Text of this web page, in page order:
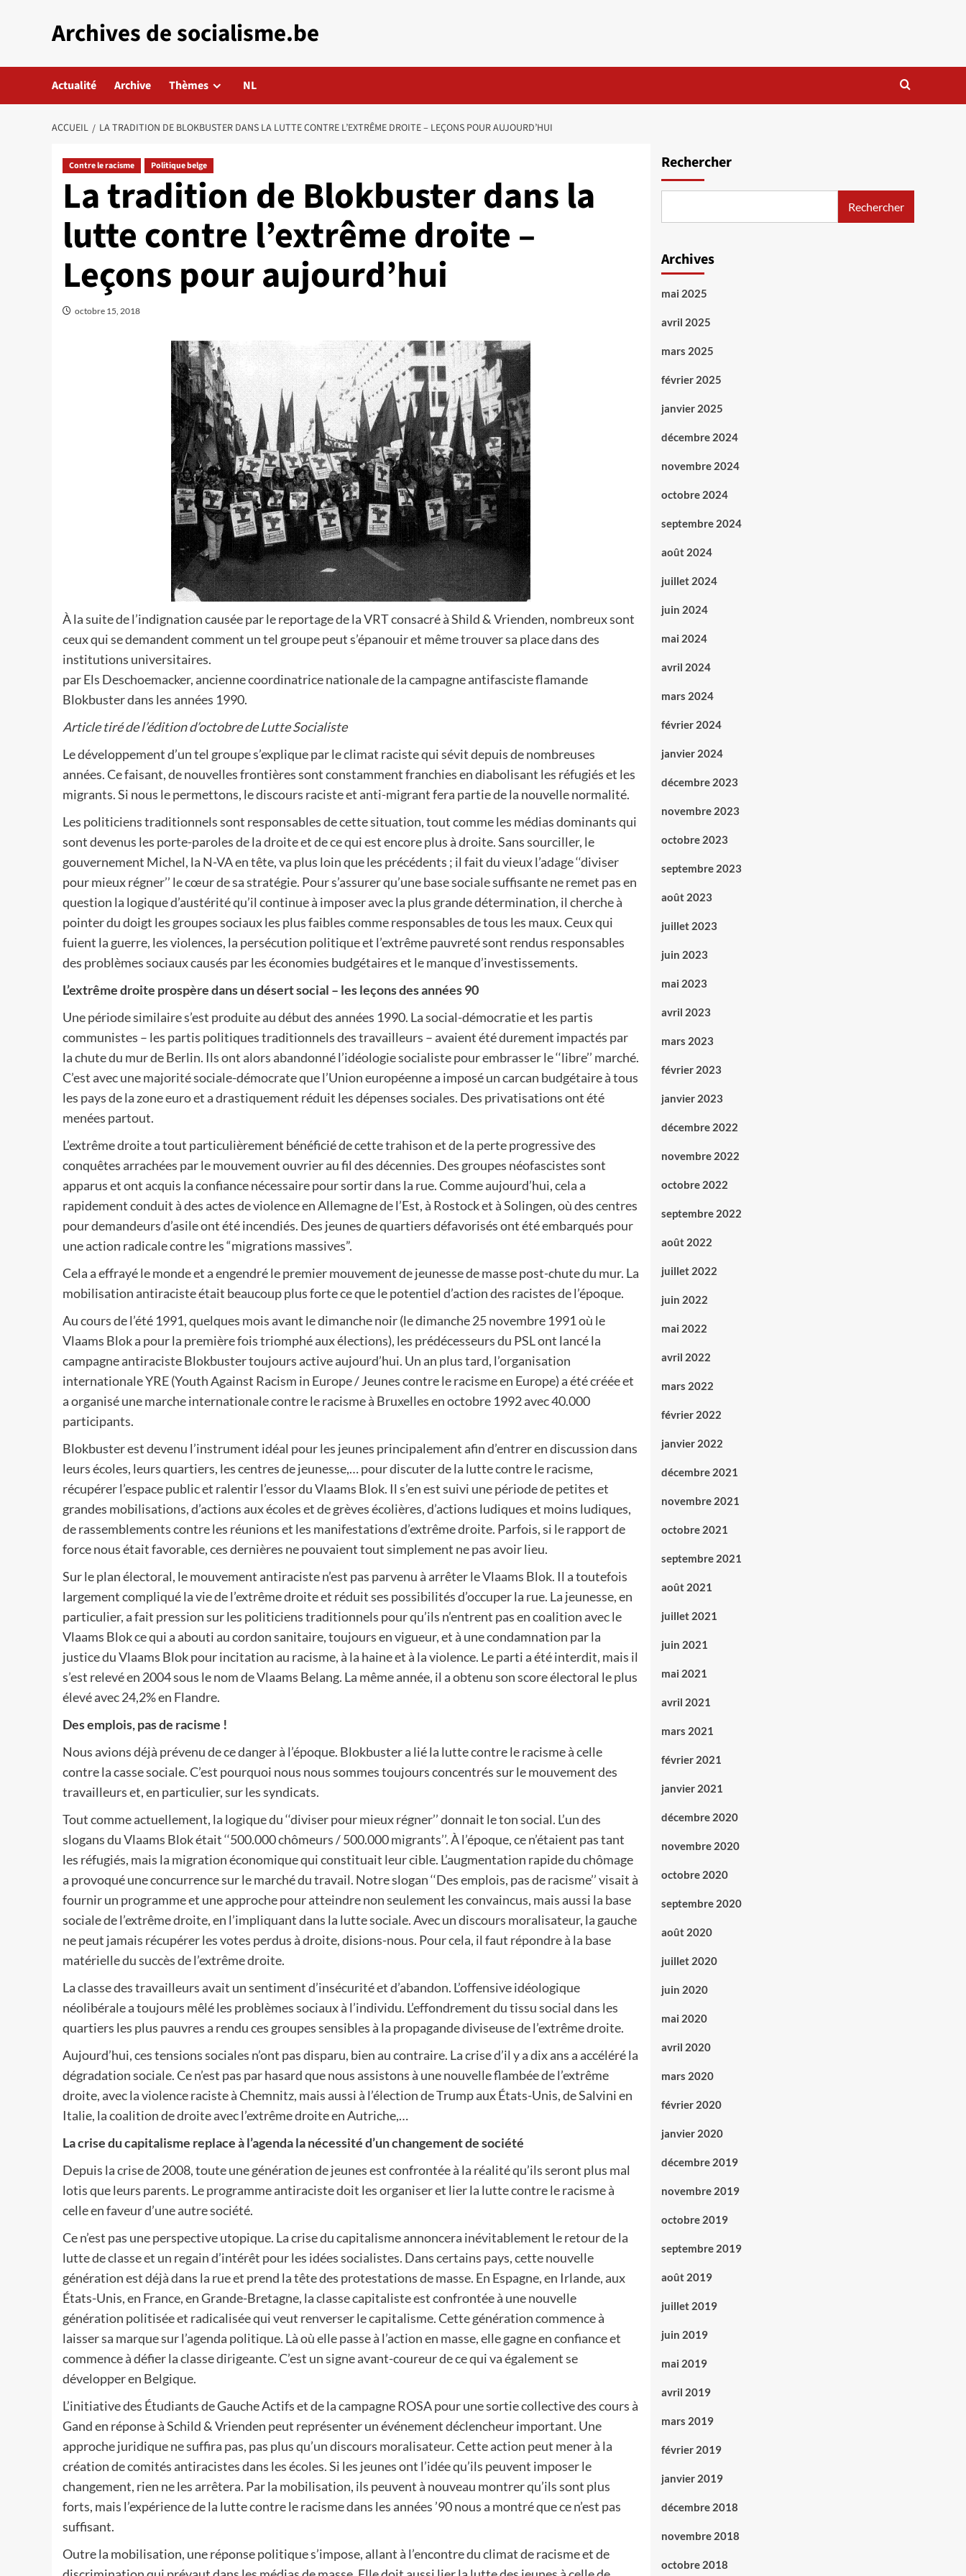
Archives de socialisme.be
Actualité Archive Thèmes NL
ACCUEIL LA TRADITION DE BLOKBUSTER DANS LA LUTTE CONTRE L’EXTRÊME DROITE – LEÇONS POUR AUJOURD’HUI
Contre le racisme Politique belge
La tradition de Blokbuster dans la
lutte contre l’extrême droite –
Leçons pour aujourd’hui
octobre 15, 2018
À la suite de l’indignation causée par le reportage de la VRT consacré à Shild & Vrienden, nombreux sont
ceux qui se demandent comment un tel groupe peut s’épanouir et même trouver sa place dans des
institutions universitaires.
par Els Deschoemacker, ancienne coordinatrice nationale de la campagne antifasciste flamande
Blokbuster dans les années 1990.
Article tiré de l’édition d’octobre de Lutte Socialiste
Le développement d’un tel groupe s’explique par le climat raciste qui sévit depuis de nombreuses
années. Ce faisant, de nouvelles frontières sont constamment franchies en diabolisant les réfugiés et les
migrants. Si nous le permettons, le discours raciste et anti-migrant fera partie de la nouvelle normalité.
Les politiciens traditionnels sont responsables de cette situation, tout comme les médias dominants qui
sont devenus les porte-paroles de la droite et de ce qui est encore plus à droite. Sans sourciller, le
gouvernement Michel, la N-VA en tête, va plus loin que les précédents ; il fait du vieux l’adage ‘‘diviser
pour mieux régner’’ le cœur de sa stratégie. Pour s’assurer qu’une base sociale suffisante ne remet pas en
question la logique d’austérité qu’il continue à imposer avec la plus grande détermination, il cherche à
pointer du doigt les groupes sociaux les plus faibles comme responsables de tous les maux. Ceux qui
fuient la guerre, les violences, la persécution politique et l’extrême pauvreté sont rendus responsables
des problèmes sociaux causés par les économies budgétaires et le manque d’investissements.
L’extrême droite prospère dans un désert social – les leçons des années 90
Une période similaire s’est produite au début des années 1990. La social-démocratie et les partis
communistes – les partis politiques traditionnels des travailleurs – avaient été durement impactés par
la chute du mur de Berlin. Ils ont alors abandonné l’idéologie socialiste pour embrasser le ‘‘libre’’ marché.
C’est avec une majorité sociale-démocrate que l’Union européenne a imposé un carcan budgétaire à tous
les pays de la zone euro et a drastiquement réduit les dépenses sociales. Des privatisations ont été
menées partout.
L’extrême droite a tout particulièrement bénéficié de cette trahison et de la perte progressive des
conquêtes arrachées par le mouvement ouvrier au fil des décennies. Des groupes néofascistes sont
apparus et ont acquis la confiance nécessaire pour sortir dans la rue. Comme aujourd’hui, cela a
rapidement conduit à des actes de violence en Allemagne de l’Est, à Rostock et à Solingen, où des centres
pour demandeurs d’asile ont été incendiés. Des jeunes de quartiers défavorisés ont été embarqués pour
une action radicale contre les “migrations massives”.
Cela a effrayé le monde et a engendré le premier mouvement de jeunesse de masse post-chute du mur. La
mobilisation antiraciste était beaucoup plus forte ce que le potentiel d’action des racistes de l’époque.
Au cours de l’été 1991, quelques mois avant le dimanche noir (le dimanche 25 novembre 1991 où le
Vlaams Blok a pour la première fois triomphé aux élections), les prédécesseurs du PSL ont lancé la
campagne antiraciste Blokbuster toujours active aujourd’hui. Un an plus tard, l’organisation
internationale YRE (Youth Against Racism in Europe / Jeunes contre le racisme en Europe) a été créée et
a organisé une marche internationale contre le racisme à Bruxelles en octobre 1992 avec 40.000
participants.
Blokbuster est devenu l’instrument idéal pour les jeunes principalement afin d’entrer en discussion dans
leurs écoles, leurs quartiers, les centres de jeunesse,… pour discuter de la lutte contre le racisme,
récupérer l’espace public et ralentir l’essor du Vlaams Blok. Il s’en est suivi une période de petites et
grandes mobilisations, d’actions aux écoles et de grèves écolières, d’actions ludiques et moins ludiques,
de rassemblements contre les réunions et les manifestations d’extrême droite. Parfois, si le rapport de
force nous était favorable, ces dernières ne pouvaient tout simplement ne pas avoir lieu.
Sur le plan électoral, le mouvement antiraciste n’est pas parvenu à arrêter le Vlaams Blok. Il a toutefois
largement compliqué la vie de l’extrême droite et réduit ses possibilités d’occuper la rue. La jeunesse, en
particulier, a fait pression sur les politiciens traditionnels pour qu’ils n’entrent pas en coalition avec le
Vlaams Blok ce qui a abouti au cordon sanitaire, toujours en vigueur, et à une condamnation par la
justice du Vlaams Blok pour incitation au racisme, à la haine et à la violence. Le parti a été interdit, mais il
s’est relevé en 2004 sous le nom de Vlaams Belang. La même année, il a obtenu son score électoral le plus
élevé avec 24,2% en Flandre.
Des emplois, pas de racisme !
Nous avions déjà prévenu de ce danger à l’époque. Blokbuster a lié la lutte contre le racisme à celle
contre la casse sociale. C’est pourquoi nous nous sommes toujours concentrés sur le mouvement des
travailleurs et, en particulier, sur les syndicats.
Tout comme actuellement, la logique du ‘‘diviser pour mieux régner’’ donnait le ton social. L’un des
slogans du Vlaams Blok était ‘‘500.000 chômeurs / 500.000 migrants’’. À l’époque, ce n’étaient pas tant
les réfugiés, mais la migration économique qui constituait leur cible. L’augmentation rapide du chômage
a provoqué une concurrence sur le marché du travail. Notre slogan ‘‘Des emplois, pas de racisme’’ visait à
fournir un programme et une approche pour atteindre non seulement les convaincus, mais aussi la base
sociale de l’extrême droite, en l’impliquant dans la lutte sociale. Avec un discours moralisateur, la gauche
ne peut jamais récupérer les votes perdus à droite, disions-nous. Pour cela, il faut répondre à la base
matérielle du succès de l’extrême droite.
La classe des travailleurs avait un sentiment d’insécurité et d’abandon. L’offensive idéologique
néolibérale a toujours mêlé les problèmes sociaux à l’individu. L’effondrement du tissu social dans les
quartiers les plus pauvres a rendu ces groupes sensibles à la propagande diviseuse de l’extrême droite.
Aujourd’hui, ces tensions sociales n’ont pas disparu, bien au contraire. La crise d’il y a dix ans a accéléré la
dégradation sociale. Ce n’est pas par hasard que nous assistons à une nouvelle flambée de l’extrême
droite, avec la violence raciste à Chemnitz, mais aussi à l’élection de Trump aux États-Unis, de Salvini en
Italie, la coalition de droite avec l’extrême droite en Autriche,…
La crise du capitalisme replace à l’agenda la nécessité d’un changement de société
Depuis la crise de 2008, toute une génération de jeunes est confrontée à la réalité qu’ils seront plus mal
lotis que leurs parents. Le programme antiraciste doit les organiser et lier la lutte contre le racisme à
celle en faveur d’une autre société.
Ce n’est pas une perspective utopique. La crise du capitalisme annoncera inévitablement le retour de la
lutte de classe et un regain d’intérêt pour les idées socialistes. Dans certains pays, cette nouvelle
génération est déjà dans la rue et prend la tête des protestations de masse. En Espagne, en Irlande, aux
États-Unis, en France, en Grande-Bretagne, la classe capitaliste est confrontée à une nouvelle
génération politisée et radicalisée qui veut renverser le capitalisme. Cette génération commence à
laisser sa marque sur l’agenda politique. Là où elle passe à l’action en masse, elle gagne en confiance et
commence à défier la classe dirigeante. C’est un signe avant-coureur de ce qui va également se
développer en Belgique.
L’initiative des Étudiants de Gauche Actifs et de la campagne ROSA pour une sortie collective des cours à
Gand en réponse à Schild & Vrienden peut représenter un événement déclencheur important. Une
approche juridique ne suffira pas, pas plus qu’un discours moralisateur. Cette action peut mener à la
création de comités antiracistes dans les écoles. Si les jeunes ont l’idée qu’ils peuvent imposer le
changement, rien ne les arrêtera. Par la mobilisation, ils peuvent à nouveau montrer qu’ils sont plus
forts, mais l’expérience de la lutte contre le racisme dans les années ’90 nous a montré que ce n’est pas
suffisant.
Outre la mobilisation, une réponse politique s’impose, allant à l’encontre du climat de racisme et de
Rechercher
Rechercher
Archives
mai 2025
avril 2025
mars 2025
février 2025
janvier 2025
décembre 2024
novembre 2024
octobre 2024
septembre 2024
août 2024
juillet 2024
juin 2024
mai 2024
avril 2024
mars 2024
février 2024
janvier 2024
décembre 2023
novembre 2023
octobre 2023
septembre 2023
août 2023
juillet 2023
juin 2023
mai 2023
avril 2023
mars 2023
février 2023
janvier 2023
décembre 2022
novembre 2022
octobre 2022
septembre 2022
août 2022
juillet 2022
juin 2022
mai 2022
avril 2022
mars 2022
février 2022
janvier 2022
décembre 2021
novembre 2021
octobre 2021
septembre 2021
août 2021
juillet 2021
juin 2021
mai 2021
avril 2021
mars 2021
février 2021
janvier 2021
décembre 2020
novembre 2020
octobre 2020
septembre 2020
août 2020
juillet 2020
juin 2020
mai 2020
avril 2020
mars 2020
février 2020
janvier 2020
décembre 2019
novembre 2019
octobre 2019
septembre 2019
août 2019
juillet 2019
juin 2019
mai 2019
avril 2019
mars 2019
février 2019
janvier 2019
décembre 2018
novembre 2018
octobre 2018